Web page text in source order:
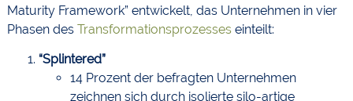
Maturity Framework” entwickelt, das Unternehmen in vier
Phasen desTransformationsprozesseseinteilt:
“Splintered”
14 Prozent der befragten Unternehmen
zeichnen sich durch isolierte silo-artige